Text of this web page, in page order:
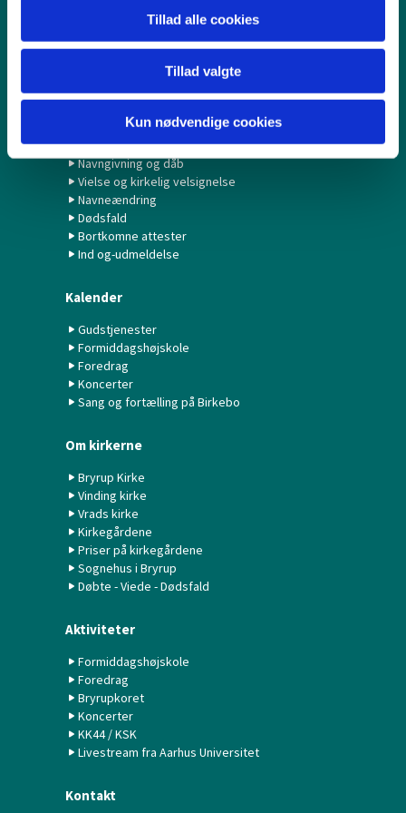
Tillad alle cookies
Tillad valgte
Kun nødvendige cookies
Konfirmation/Konfirmander
Minikonfirmander
Hvad gør jeg ved...?
Fødselsanmeldelse
Navngivning og dåb
Vielse og kirkelig velsignelse
Navneændring
Dødsfald
Bortkomne attester
Ind og-udmeldelse
Kalender
Gudstjenester
Formiddagshøjskole
Foredrag
Koncerter
Sang og fortælling på Birkebo
Om kirkerne
Bryrup Kirke
Vinding kirke
Vrads kirke
Kirkegårdene
Priser på kirkegårdene
Sognehus i Bryrup
Døbte - Viede - Dødsfald
Aktiviteter
Formiddagshøjskole
Foredrag
Bryrupkoret
Koncerter
KK44 / KSK
Livestream fra Aarhus Universitet
Kontakt